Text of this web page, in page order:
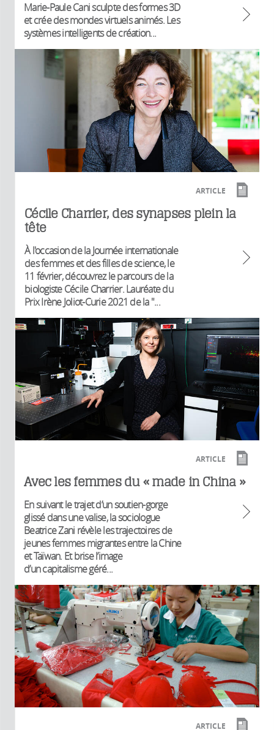
Marie-Paule Cani sculpte des formes 3D
et crée des mondes virtuels animés. Les
systèmes intelligents de création...
ARTICLE
Cécile Charrier, des synapses plein la
tête
À l'occasion de la Journée internationale
des femmes et des filles de science, le
11 février, découvrez le parcours de la
biologiste Cécile Charrier. Lauréate du
Prix Irène Joliot-Curie 2021 de la "...
ARTICLE
Avec les femmes du « made in China »
En suivant le trajet d’un soutien-gorge
glissé dans une valise, la sociologue
Beatrice Zani révèle les trajectoires de
jeunes femmes migrantes entre la Chine
et Taïwan. Et brise l’image
d’un capitalisme géré...
ARTICLE